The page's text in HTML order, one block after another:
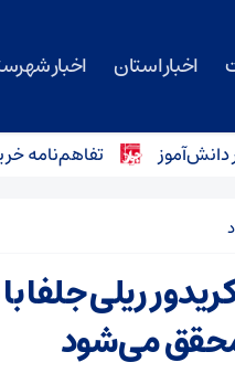
اخبار استان اخبار
تفاهم‌نامه خرید ۱۲ آمبولانس برای ناوگان اورژانس سمنان امضا شد
ریلی جلفا
می‌شود